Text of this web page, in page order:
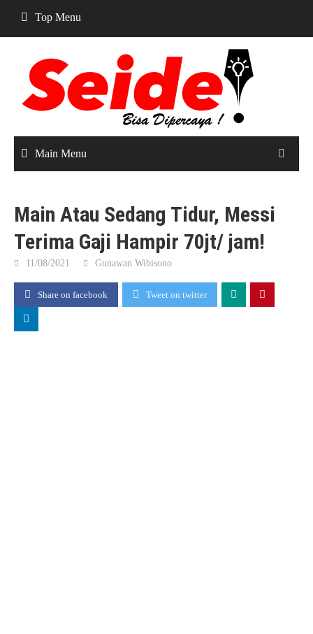
content
Top Menu
Main Menu
Main Atau Sedang Tidur, Messi
Terima Gaji Hampir 70jt/ jam!
11/08/2021 Gunawan Wibisono
Share on facebook Tweet on twitter